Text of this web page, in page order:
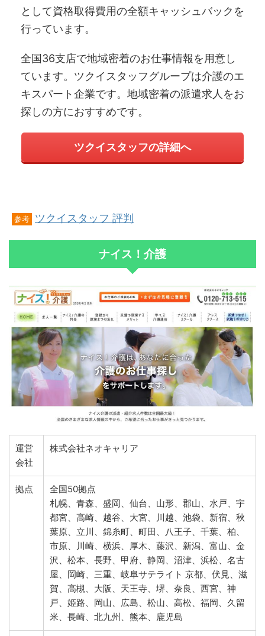
として資格取得費用の全額キャッシュバックを
行っています。
全国36支店で地域密着のお仕事情報を用意し
ています。ツクイスタッフグループは介護のエ
キスパート企業です。地域密着の派遣求人をお
探しの方におすすめです。
ツクイスタッフの詳細へ
参考 ツクイスタッフ 評判
ナイス！介護
運営
会社
株式会社ネオキャリア
拠点
全国50拠点
札幌、青森、盛岡、仙台、山形、郡山、水戸、宇
都宮、高崎、越谷、大宮、川越、池袋、新宿、秋
葉原、立川、錦糸町、町田、八王子、千葉、柏、
市原、川崎、横浜、厚木、藤沢、新潟、富山、金
沢、松本、長野、甲府、静岡、沼津、浜松、名古
屋、岡崎、三重、岐阜サテライト 京都、伏見、滋
賀、高槻、大阪、天王寺、堺、奈良、西宮、神
戸、姫路、岡山、広島、松山、高松、福岡、久留
米、長崎、北九州、熊本、鹿児島